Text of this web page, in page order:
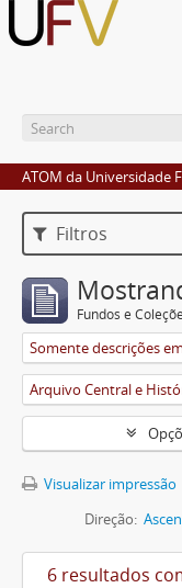
ATOM da Universidade
Filtros
Fundos e
Somente descrições
Visualizar impressão
Direção:
6 resultados